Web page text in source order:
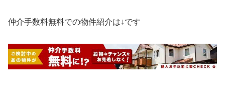
仲介手数料無料での物件紹介は↓です